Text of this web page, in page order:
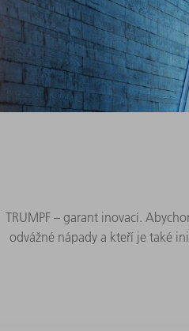
TRUMPF – garant inovací.
odvážné nápady a kteří je také